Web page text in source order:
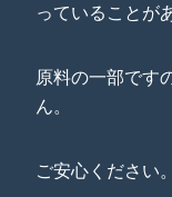
っていることが
原料の一部です
ん。
ご安心ください。